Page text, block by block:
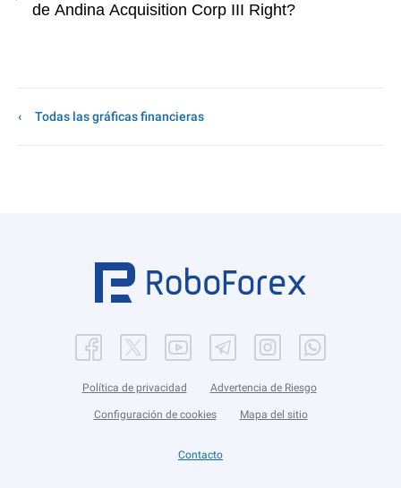
de Andina Acquisition Corp III Right?
Todas las gráficas financieras
Política de privacidad Advertencia de Riesgo
Configuración de cookies Mapa del sitio
Contacto